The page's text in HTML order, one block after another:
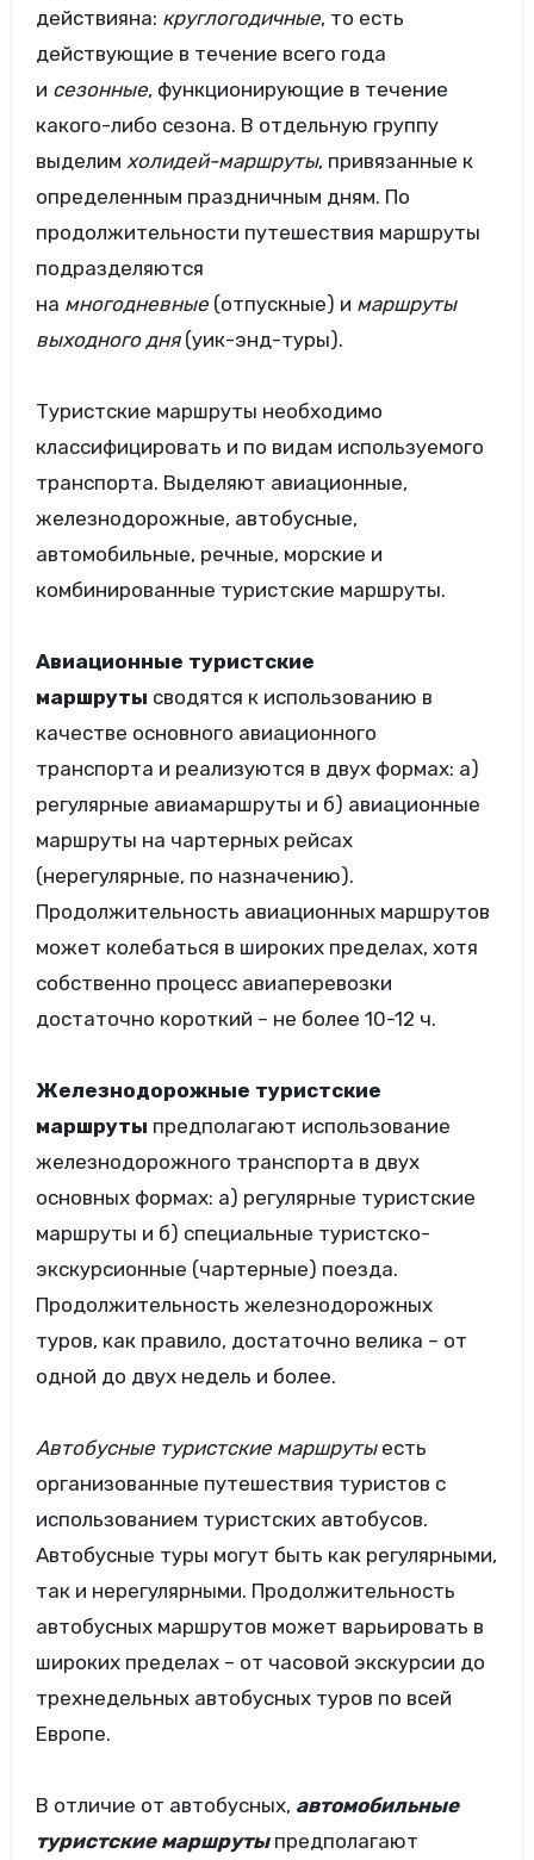
действияна: круглогодичные, то есть
действующие в течение всего года
и сезонные, функционирующие в течение
какого-либо сезона. В отдельную группу
выделим холидей-маршруты, привязанные к
определенным праздничным дням. По
продолжительности путешествия маршруты
подразделяются
на многодневные(отпускные) и маршруты
выходного дня (уик-энд-туры).
Туристские маршруты необходимо
классифицировать и по видам используемого
транспорта. Выделяют авиационные,
железнодорожные, автобусные,
автомобильные, речные, морские и
комбинированные туристские маршруты.
Авиационные туристские
маршруты сводятся к использованию в
качестве основного авиационного
транспорта и реализуются в двух формах: а)
регулярные авиамаршруты и б) авиационные
маршруты на чартерных рейсах
(нерегулярные, по назначению).
Продолжительность авиационных маршрутов
может колебаться в широких пределах, хотя
собственно процесс авиаперевозки
достаточно короткий – не более 10-12 ч.
Железнодорожные туристские
маршруты предполагают использование
железнодорожного транспорта в двух
основных формах: а) регулярные туристские
маршруты и б) специальные туристско-
экскурсионные (чартерные) поезда.
Продолжительность железнодорожных
туров, как правило, достаточно велика – от
одной до двух недель и более.
Автобусные туристские маршрутыесть
организованные путешествия туристов с
использованием туристских автобусов.
Автобусные туры могут быть как регулярными,
так и нерегулярными. Продолжительность
автобусных маршрутов может варьировать в
широких пределах – от часовой экскурсии до
трехнедельных автобусных туров по всей
Европе.
В отличие от автобусных, автомобильные
туристские маршрутыпредполагают